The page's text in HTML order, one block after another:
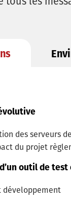
des serveurs
du projet
outil de
développement